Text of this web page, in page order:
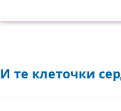
И те клеточки